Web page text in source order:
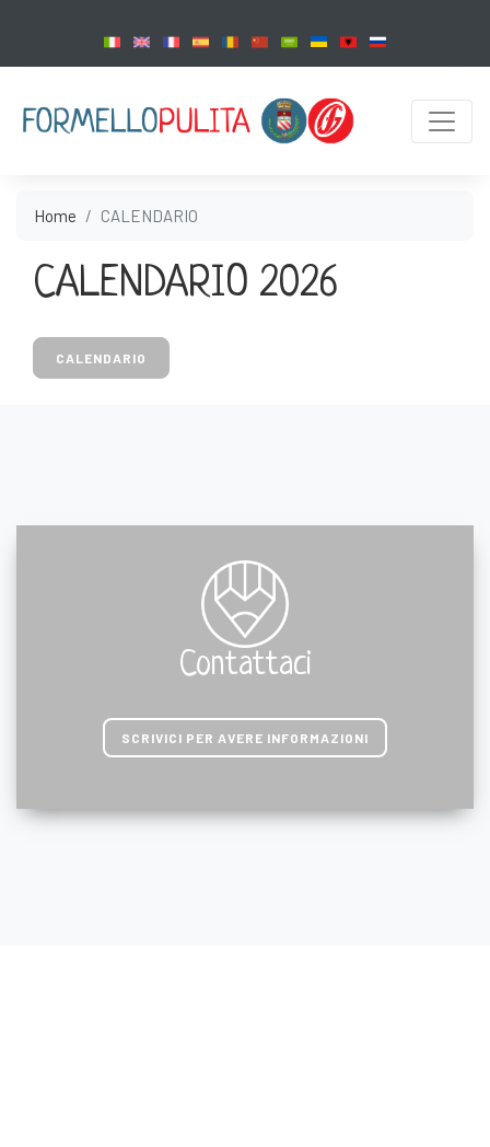
Home CALENDARIO
CALENDARIO 2026
CALENDARIO
Contattaci
SCRIVICI PER AVERE INFORMAZIONI